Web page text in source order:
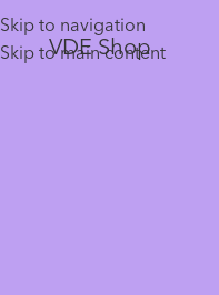
Skip to navigation
Skip to main content
VDE Shop